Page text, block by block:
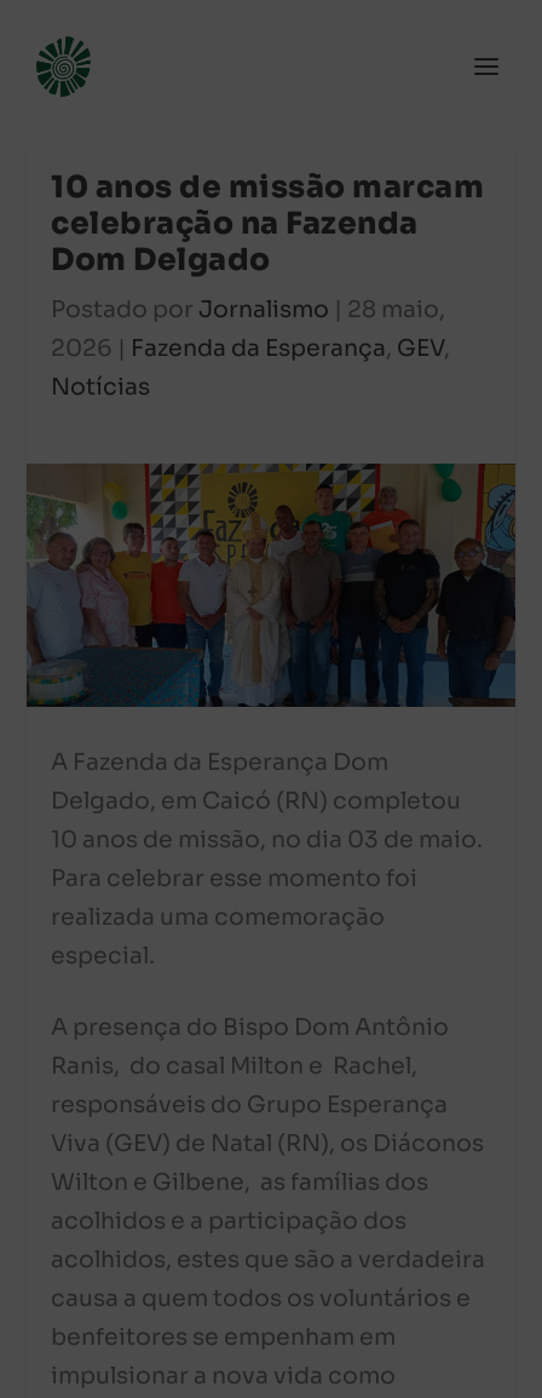
10 anos de missão marcam
celebração na Fazenda
Dom Delgado
Postado por Jornalismo | 28 maio,
2026 | Fazenda da Esperança, GEV,
Notícias
A Fazenda da Esperança Dom
Delgado, em Caicó (RN) completou
10 anos de missão, no dia 03 de maio.
Para celebrar esse momento foi
realizada uma comemoração
especial.
A presença do Bispo Dom Antônio
Ranis, do casal Milton e Rachel,
responsáveis do Grupo Esperança
Viva (GEV) de Natal (RN), os Diáconos
Wilton e Gilbene, as famílias dos
acolhidos e a participação dos
acolhidos, estes que são a verdadeira
causa a quem todos os voluntários e
benfeitores se empenham em
impulsionar a nova vida como